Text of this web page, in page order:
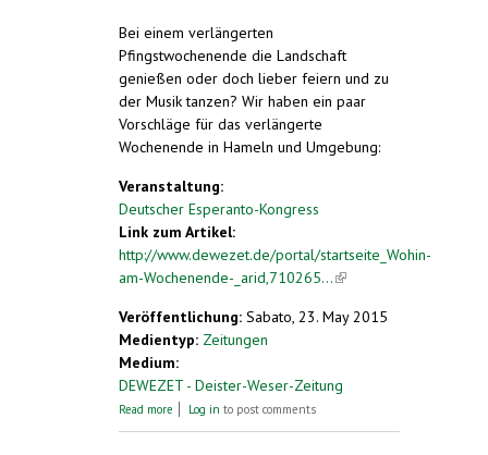
Bei einem verlängerten
Pfingstwochenende die Landschaft
genießen oder doch lieber feiern und zu
der Musik tanzen? Wir haben ein paar
Vorschläge für das verlängerte
Wochenende in Hameln und Umgebung:
Veranstaltung:
Deutscher Esperanto-Kongress
Link zum Artikel:
http://www.dewezet.de/portal/startseite_Wohin-
am-Wochenende-_arid,710265...(link is
Veröffentlichung: Sabato, 23. May 2015
Medientyp: Zeitungen
Medium:
DEWEZET - Deister-Weser-Zeitung
Read more about Wohin am Wochenende?
Log in to post comments